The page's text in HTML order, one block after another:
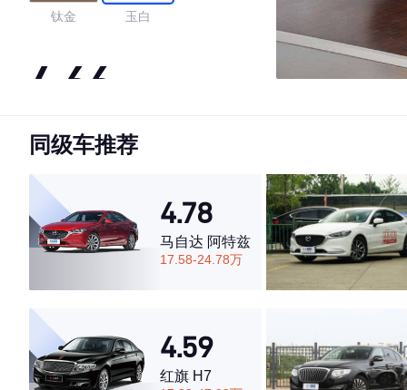
钛金 玉白
4.66
·外观表现一般，低于54%同级车
·空间表现较为优秀，优于73%同级车
同级车推荐
4.78
马自达 阿特兹
17.58-24.78万
4.59
红旗 H7